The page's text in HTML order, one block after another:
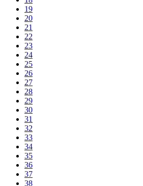
19
20
21
22
23
24
25
26
27
28
29
30
31
32
33
34
35
36
37
38